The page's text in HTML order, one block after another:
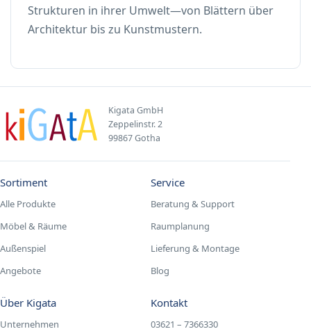
Strukturen in ihrer Umwelt—von Blättern über
Architektur bis zu Kunstmustern.
Kigata GmbH
Zeppelinstr. 2
99867 Gotha
Sortiment
Alle Produkte
Möbel & Räume
Außenspiel
Angebote
Service
Beratung & Support
Raumplanung
Lieferung & Montage
Blog
Über Kigata
Unternehmen
Kontakt
03621 – 7366330